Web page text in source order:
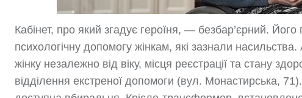
Кабінет, про який згадує героїня, — безбар’єрний.
психологічну допомогу жінкам, які зазнали
жінку незалежно від віку, місця реєстрації та стану
відділення екстреної допомоги (вул. Монастирська,